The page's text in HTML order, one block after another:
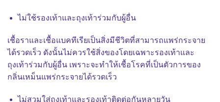
ไม่ใช้รองเท้าและถุงเท้าร่วมกับผู้อื่น
เชื้อราและเชื้อแบคทีเรียเป็นสิ่งมีชีวิตที่สามารถแพร่กระจาย
ได้รวดเร็ว ดังนั้นไม่ควรใช้สิ่งของโดยเฉพาะรองเท้าและ
ถุงเท้าร่วมกับผู้อื่น เพราะจะทำให้เชื้อโรคที่เป็นตัวการของ
กลิ่นเหม็นแพร่กระจายได้รวดเร็ว
ไม่สวมใส่ถุงเท้าและรองเท้าติดต่อกันหลายวัน